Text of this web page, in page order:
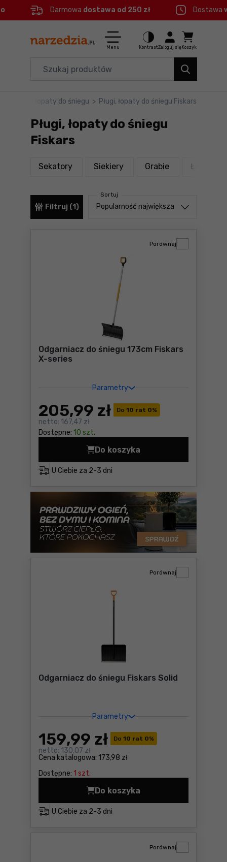
Menu główne
Filtry
Produkty
Stopka
Mapa strony
Darmowa dostawa od 250 zł Dostawa
Menu KontrastZaloguj się Koszyk
Elektronarzędzia
Akcesoria
Okazje
Pługi i łopaty do śniegu > Pługi, łopaty do śniegu Fiskars
Pługi, łopaty do śniegu
Fiskars
Sekatory produktySiekiery produkty
Grabie produktyŁopaty i
Filtruj (1)
Sortuj
Sortuj od
Popularność największa
Odgarniacz do śniegu 173cm Fiskars
X-series
Parametry
Do 10 rat 0%
205,99 zł
netto: 167,47 zł
Dostępne: 10 szt.
Porównaj
U Ciebie za 2-3 dni
Do koszyka
Odgarniacz do śniegu
Odgarniacz do śniegu Fiskars Solid
Parametry
Do 10 rat 0%
Cena katalogowa: 173,98 zł
159,99 zł
netto: 130,07 zł
Dostępne: 1 szt.
Porównaj
U Ciebie za 2-3 dni
Do koszyka
Odgarniacz do śniegu
Porównaj